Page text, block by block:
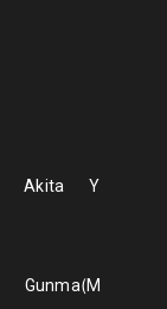
Akita
Y
Gunma M